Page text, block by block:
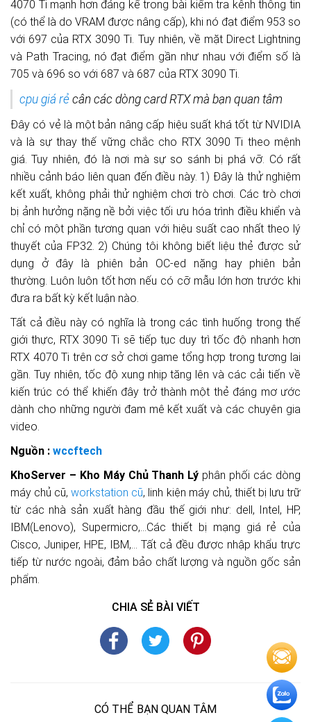
4070 Ti mạnh hơn đáng kể trong bài kiểm tra kênh thông tin
(có thể là do VRAM được nâng cấp), khi nó đạt điểm 953 so
với 697 của RTX 3090 Ti. Tuy nhiên, về mặt Direct Lightning
và Path Tracing, nó đạt điểm gần như nhau với điểm số là
705 và 696 so với 687 và 687 của RTX 3090 Ti.
cpu giá rẻ cân các dòng card RTX mà bạn quan tâm
Đây có vẻ là một bản nâng cấp hiệu suất khá tốt từ NVIDIA
và là sự thay thế vững chắc cho RTX 3090 Ti theo mệnh
giá. Tuy nhiên, đó là nơi mà sự so sánh bị phá vỡ. Có rất
nhiều cảnh báo liên quan đến điều này. 1) Đây là thử nghiệm
kết xuất, không phải thử nghiệm chơi trò chơi. Các trò chơi
bị ảnh hưởng nặng nề bởi việc tối ưu hóa trình điều khiển và
chỉ có một phần tương quan với hiệu suất cao nhất theo lý
thuyết của FP32. 2) Chúng tôi không biết liệu thẻ được sử
dụng ở đây là phiên bản OC-ed nặng hay phiên bản
thường. Luôn luôn tốt hơn nếu có cỡ mẫu lớn hơn trước khi
đưa ra bất kỳ kết luận nào.
Tất cả điều này có nghĩa là trong các tình huống trong thế
giới thực, RTX 3090 Ti sẽ tiếp tục duy trì tốc độ nhanh hơn
RTX 4070 Ti trên cơ sở chơi game tổng hợp trong tương lai
gần. Tuy nhiên, tốc độ xung nhịp tăng lên và các cải tiến về
kiến ​​trúc có thể khiến đây trở thành một thẻ đáng mơ ước
dành cho những người đam mê kết xuất và các chuyên gia
video.
Nguồn : wccftech
KhoServer – Kho Máy Chủ Thanh Lý phân phối các dòng
máy chủ cũ,workstation cũ, linh kiện máy chủ, thiết bị lưu trữ
từ các nhà sản xuất hàng đầu thế giới như: dell, Intel, HP,
IBM(Lenovo), Supermicro,…Các thiết bị mạng giá rẻ của
Cisco, Juniper, HPE, IBM,… Tất cả đều được nhập khẩu trực
tiếp từ nước ngoài, đảm bảo chất lượng và nguồn gốc sản
phẩm.
CHIA SẺ BÀI VIẾT
CÓ THỂ BẠN QUAN TÂM